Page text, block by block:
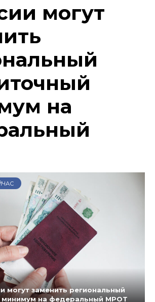
могут
на
могут заменить региональный
на федеральный МРОТ